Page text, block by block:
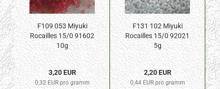
F109 053 Miyuki
Rocailles 15/0 91602
10g
3,20 EUR
0,32 EUR pro gramm
F131 102 Miyuki
Rocailles 15/0 92021
5g
2,20 EUR
0,44 EUR pro gramm